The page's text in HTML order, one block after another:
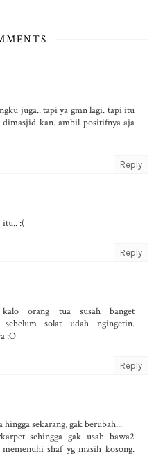
juga.. tapi ya gmn lagi. tapi itu
dimasjid kan. ambil positifnya aja
Reply
itu.. :(
Reply
orang tua susah banget
sebelum solat udah ngingetin.
:O
Reply
sekarang, gak berubah...
sehingga gak usah bawa2
shaf yg masih kosong.